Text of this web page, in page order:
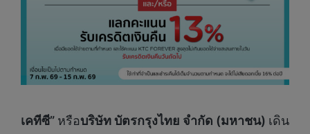
เคทีซี” หรือบริษัท บัตรกรุงไทย จำกัด (มหาชน) เดิน